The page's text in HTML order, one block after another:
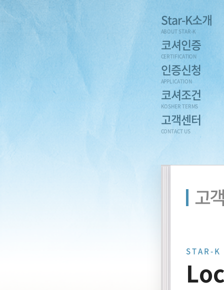
Star-K소개
ABOUT STAR-K
코셔인증
CERTIFICATION
인증신청
APPLICATION
코셔조건
KOSHER TERMS
고객센터
CONTACT US
고
STAR-K